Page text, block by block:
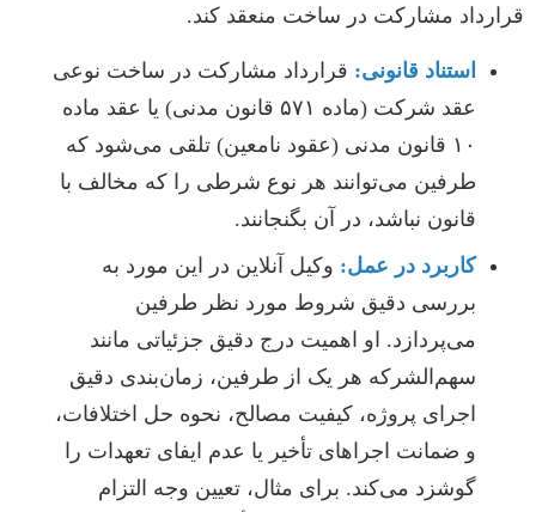
قرارداد مشارکت در ساخت منعقد کند.
استناد قانونی: قرارداد مشارکت در ساخت نوعی
عقد شرکت (ماده ۵۷۱ قانون مدنی) یا عقد ماده
۱۰ قانون مدنی (عقود نامعین) تلقی می‌شود که
طرفین می‌توانند هر نوع شرطی را که مخالف با
قانون نباشد، در آن بگنجانند.
کاربرد در عمل: وکیل آنلاین در این مورد به
بررسی دقیق شروط مورد نظر طرفین
می‌پردازد. او اهمیت درج دقیق جزئیاتی مانند
سهم‌الشرکه هر یک از طرفین، زمان‌بندی دقیق
اجرای پروژه، کیفیت مصالح، نحوه حل اختلافات،
و ضمانت اجراهای تأخیر یا عدم ایفای تعهدات را
گوشزد می‌کند. برای مثال، تعیین وجه التزام